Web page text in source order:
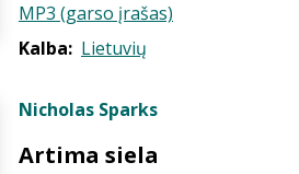
MP3 (garso įrašas)
Kalba: Lietuvių
Nicholas Sparks
Artima siela